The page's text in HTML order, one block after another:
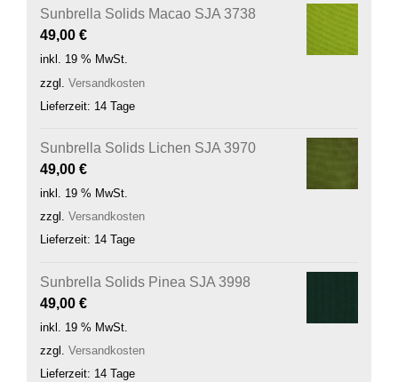
Sunbrella Solids Macao SJA 3738
49,00 €
inkl. 19 % MwSt.
zzgl. Versandkosten
Lieferzeit: 14 Tage
Sunbrella Solids Lichen SJA 3970
49,00 €
inkl. 19 % MwSt.
zzgl. Versandkosten
Lieferzeit: 14 Tage
Sunbrella Solids Pinea SJA 3998
49,00 €
inkl. 19 % MwSt.
zzgl. Versandkosten
Lieferzeit: 14 Tage